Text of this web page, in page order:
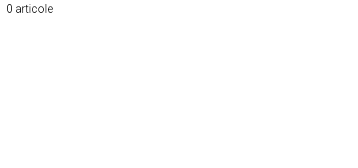
0 articole